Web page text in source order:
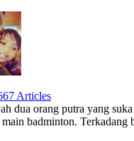
Articles
dua orang putra yang
badminton. Terkadang